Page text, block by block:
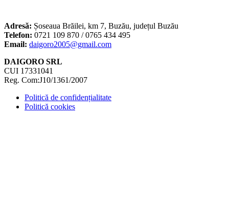
Adresă: Șoseaua Brăilei, km 7, Buzău, județul Buzău
Telefon: 0721 109 870 / 0765 434 495
Email: daigoro2005@gmail.com
DAIGORO SRL
CUI 17331041
Reg. Com:J10/1361/2007
Politică de confidențialitate
Politică cookies